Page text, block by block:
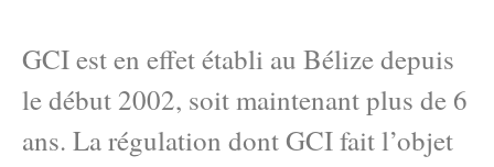
GCI est en effet établi au Bélize depuis
le début 2002, soit maintenant plus de 6
ans. La régulation dont GCI fait l’objet